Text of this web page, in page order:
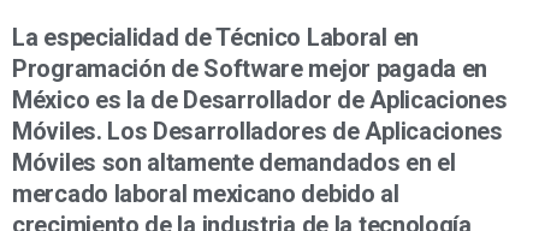
La especialidad de Técnico Laboral en
Programación de Software mejor pagada en
México es la de Desarrollador de Aplicaciones
Móviles. Los Desarrolladores de Aplicaciones
Móviles son altamente demandados en el
mercado laboral mexicano debido al
crecimiento de la industria de la tecnología